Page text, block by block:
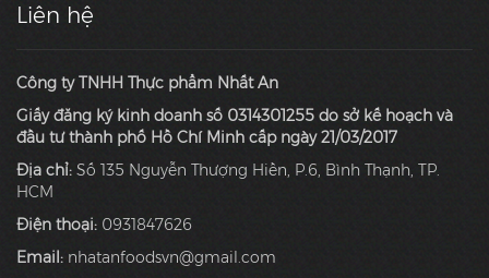
Liên hệ
Công ty TNHH Thực phẩm Nhất An
Giấy đăng ký kinh doanh số 0314301255 do sở kế hoạch và
đầu tư thành phố Hồ Chí Minh cấp ngày 21/03/2017
Địa chỉ: Số 135 Nguyễn Thượng Hiền, P.6, Bình Thạnh, TP.
HCM
Điện thoại: 0931847626
Email: nhatanfoodsvn@gmail.com